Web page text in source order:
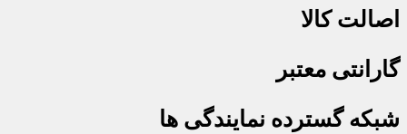
اصالت کالا
گارانتی معتبر
شبکه گسترده نمایندگی ها